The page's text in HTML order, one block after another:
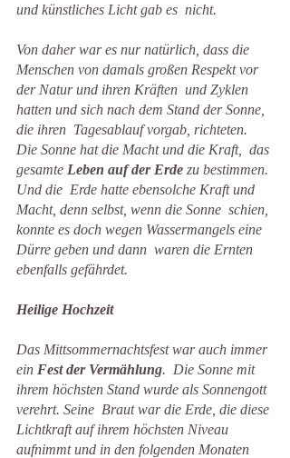
und künstliches Licht gab es  nicht.
Von daher war es nur natürlich, dass die
Menschen von damals großen Respekt vor
der Natur und ihren Kräften  und Zyklen
hatten und sich nach dem Stand der Sonne,
die ihren  Tagesablauf vorgab, richteten.
Die Sonne hat die Macht und die Kraft,  das
gesamte Leben auf der Erde zu bestimmen.
Und die  Erde hatte ebensolche Kraft und
Macht, denn selbst, wenn die Sonne  schien,
konnte es doch wegen Wassermangels eine
Dürre geben und dann  waren die Ernten
ebenfalls gefährdet.
Heilige Hochzeit
Das Mittsommernachtsfest war auch immer
ein Fest der Vermählung.  Die Sonne mit
ihrem höchsten Stand wurde als Sonnengott
verehrt. Seine  Braut war die Erde, die diese
Lichtkraft auf ihrem höchsten Niveau
aufnimmt und in den folgenden Monaten